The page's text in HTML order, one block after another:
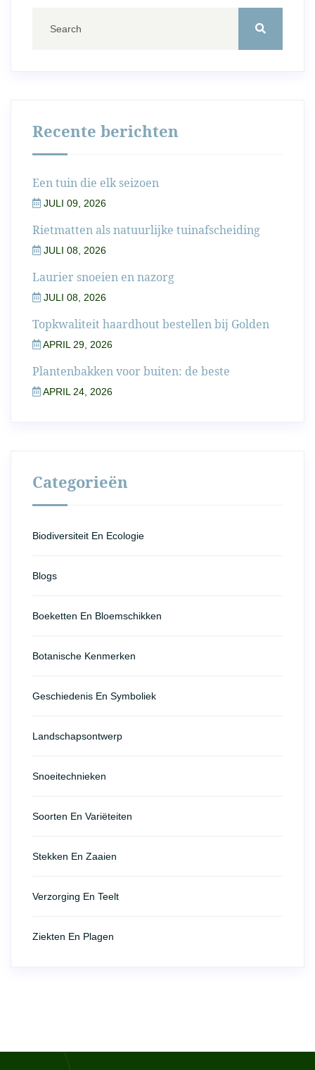
Recente berichten
Een tuin die elk seizoen
JULI 09, 2026
Rietmatten als natuurlijke tuinafscheiding
JULI 08, 2026
Laurier snoeien en nazorg
JULI 08, 2026
Topkwaliteit haardhout bestellen bij Golden
APRIL 29, 2026
Plantenbakken voor buiten: de beste
APRIL 24, 2026
Categorieën
Biodiversiteit En Ecologie
Blogs
Boeketten En Bloemschikken
Botanische Kenmerken
Geschiedenis En Symboliek
Landschapsontwerp
Snoeitechnieken
Soorten En Variëteiten
Stekken En Zaaien
Verzorging En Teelt
Ziekten En Plagen